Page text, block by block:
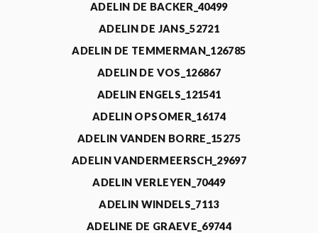
ADELIN DE BACKER_40499
ADELIN DE JANS_52721
ADELIN DE TEMMERMAN_126785
ADELIN DE VOS_126867
ADELIN ENGELS_121541
ADELIN OPSOMER_16174
ADELIN VANDEN BORRE_15275
ADELIN VANDERMEERSCH_29697
ADELIN VERLEYEN_70449
ADELIN WINDELS_7113
ADELINE DE GRAEVE_69744